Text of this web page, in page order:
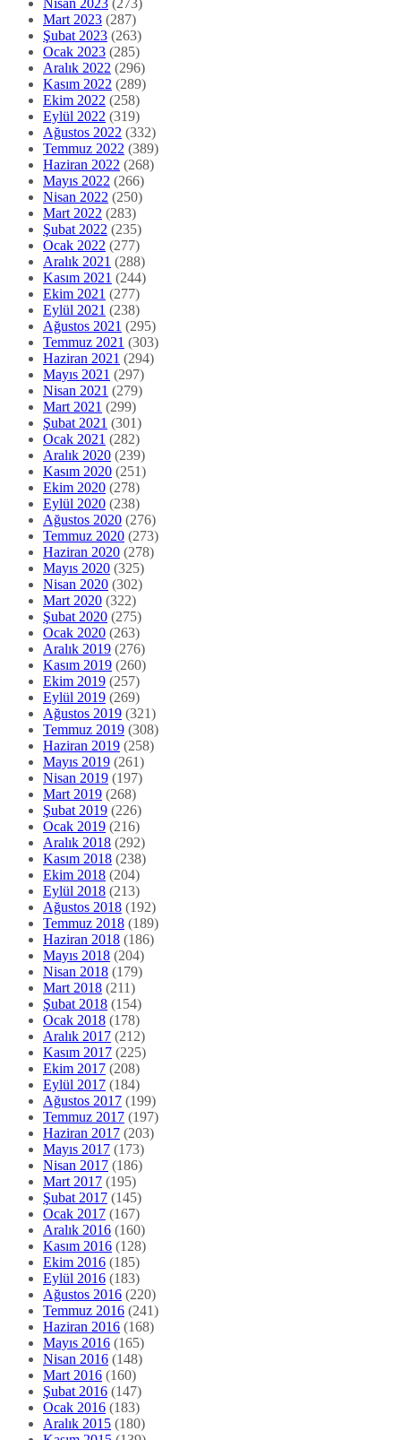
Mart 2023 (287)
Şubat 2023 (263)
Ocak 2023 (285)
Aralık 2022 (296)
Kasım 2022 (289)
Ekim 2022 (258)
Eylül 2022 (319)
Ağustos 2022 (332)
Temmuz 2022 (389)
Haziran 2022 (268)
Mayıs 2022 (266)
Nisan 2022 (250)
Mart 2022 (283)
Şubat 2022 (235)
Ocak 2022 (277)
Aralık 2021 (288)
Kasım 2021 (244)
Ekim 2021 (277)
Eylül 2021 (238)
Ağustos 2021 (295)
Temmuz 2021 (303)
Haziran 2021 (294)
Mayıs 2021 (297)
Nisan 2021 (279)
Mart 2021 (299)
Şubat 2021 (301)
Ocak 2021 (282)
Aralık 2020 (239)
Kasım 2020 (251)
Ekim 2020 (278)
Eylül 2020 (238)
Ağustos 2020 (276)
Temmuz 2020 (273)
Haziran 2020 (278)
Mayıs 2020 (325)
Nisan 2020 (302)
Mart 2020 (322)
Şubat 2020 (275)
Ocak 2020 (263)
Aralık 2019 (276)
Kasım 2019 (260)
Ekim 2019 (257)
Eylül 2019 (269)
Ağustos 2019 (321)
Temmuz 2019 (308)
Haziran 2019 (258)
Mayıs 2019 (261)
Nisan 2019 (197)
Mart 2019 (268)
Şubat 2019 (226)
Ocak 2019 (216)
Aralık 2018 (292)
Kasım 2018 (238)
Ekim 2018 (204)
Eylül 2018 (213)
Ağustos 2018 (192)
Temmuz 2018 (189)
Haziran 2018 (186)
Mayıs 2018 (204)
Nisan 2018 (179)
Mart 2018 (211)
Şubat 2018 (154)
Ocak 2018 (178)
Aralık 2017 (212)
Kasım 2017 (225)
Ekim 2017 (208)
Eylül 2017 (184)
Ağustos 2017 (199)
Temmuz 2017 (197)
Haziran 2017 (203)
Mayıs 2017 (173)
Nisan 2017 (186)
Mart 2017 (195)
Şubat 2017 (145)
Ocak 2017 (167)
Aralık 2016 (160)
Kasım 2016 (128)
Ekim 2016 (185)
Eylül 2016 (183)
Ağustos 2016 (220)
Temmuz 2016 (241)
Haziran 2016 (168)
Mayıs 2016 (165)
Nisan 2016 (148)
Mart 2016 (160)
Şubat 2016 (147)
Ocak 2016 (183)
Aralık 2015 (180)